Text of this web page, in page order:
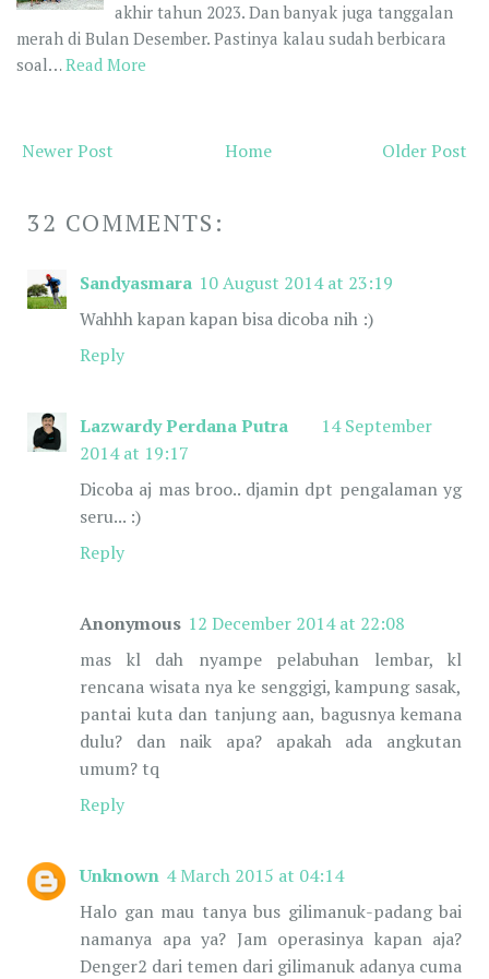
akhir tahun 2023. Dan banyak juga tanggalan
merah di Bulan Desember. Pastinya kalau sudah berbicara
soal… Read More
Newer Post Older Post
Home
32 COMMENTS:
Sandyasmara 10 August 2014 at 23:19
Wahhh kapan kapan bisa dicoba nih :)
Reply
Lazwardy Perdana Putra
14 September
2014 at 19:17
Dicoba aj mas broo.. djamin dpt pengalaman yg
seru... :)
Reply
Anonymous 12 December 2014 at 22:08
mas kl dah nyampe pelabuhan lembar, kl
rencana wisata nya ke senggigi, kampung sasak,
pantai kuta dan tanjung aan, bagusnya kemana
dulu? dan naik apa? apakah ada angkutan
umum? tq
Reply
Unknown 4 March 2015 at 04:14
Halo gan mau tanya bus gilimanuk-padang bai
namanya apa ya? Jam operasinya kapan aja?
Denger2 dari temen dari gilimanuk adanya cuma